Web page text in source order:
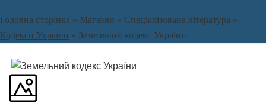
Головна сторінка » Магазин » Спеціалізована література »
Кодекси України » Земельний кодекс України